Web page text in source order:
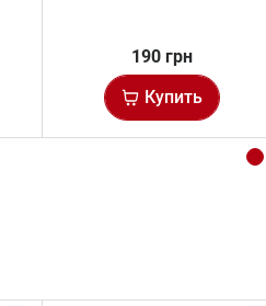
190 грн
Купить